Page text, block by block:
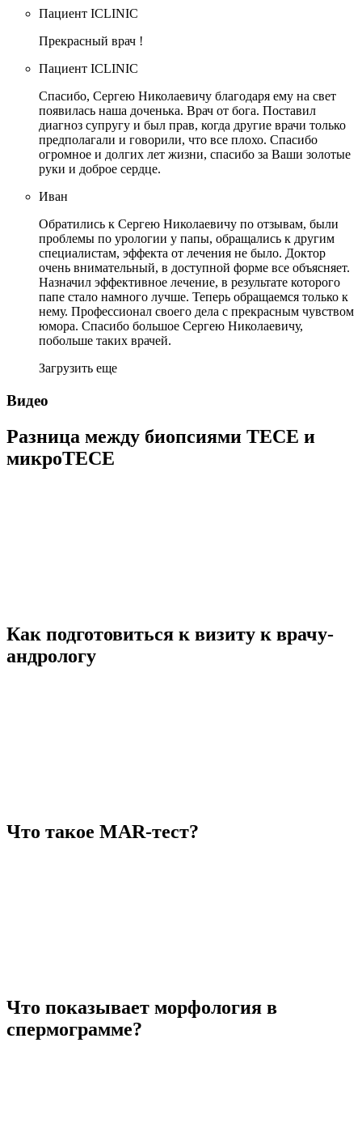
Пациент ICLINIC
Прекрасный врач !
Пациент ICLINIC
Спасибо, Сергею Николаевичу благодаря ему на свет
появилась наша доченька. Врач от бога. Поставил
диагноз супругу и был прав, когда другие врачи только
предполагали и говорили, что все плохо. Спасибо
огромное и долгих лет жизни, спасибо за Ваши золотые
руки и доброе сердце.
Иван
Обратились к Сергею Николаевичу по отзывам, были
проблемы по урологии у папы, обращались к другим
специалистам, эффекта от лечения не было. Доктор
очень внимательный, в доступной форме все объясняет.
Назначил эффективное лечение, в результате которого
папе стало намного лучше. Теперь обращаемся только к
нему. Профессионал своего дела с прекрасным чувством
юмора. Спасибо большое Сергею Николаевичу,
побольше таких врачей.
Загрузить еще
Видео
Разница между биопсиями ТЕСЕ и
микроТЕСЕ
Как подготовиться к визиту к врачу-
андрологу
Что такое MAR-тест?
Что показывает морфология в
спермограмме?